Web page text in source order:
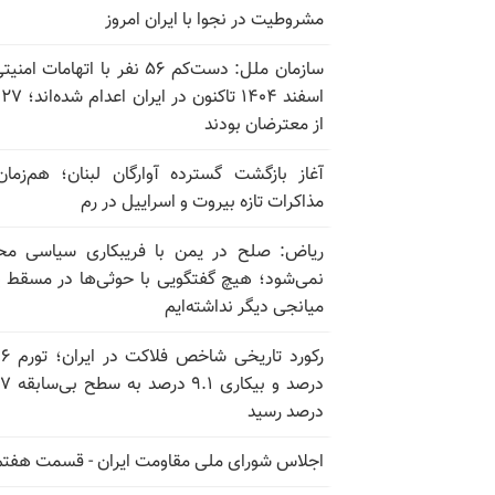
مشروطیت در نجوا با ایران امروز
سازمان ملل: دست‌کم ۵۶ نفر با اتهامات
از معترضان بودند
آغاز بازگشت گسترده آوارگان لبنان؛
مذاکرات تازه بیروت و اسراییل در رم
ریاض: صلح در یمن با فریبکاری سیاسی
نمی‌شود؛ هیچ گفتگویی با حوثی‌ها در مسقط
میانجی دیگر نداشته‌ایم
رکورد
درصد و
درصد رسید
اجلاس شورای ملی مقاومت ایران - قسمت